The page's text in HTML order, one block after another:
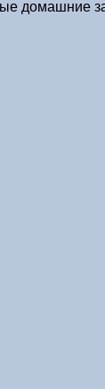
домашние